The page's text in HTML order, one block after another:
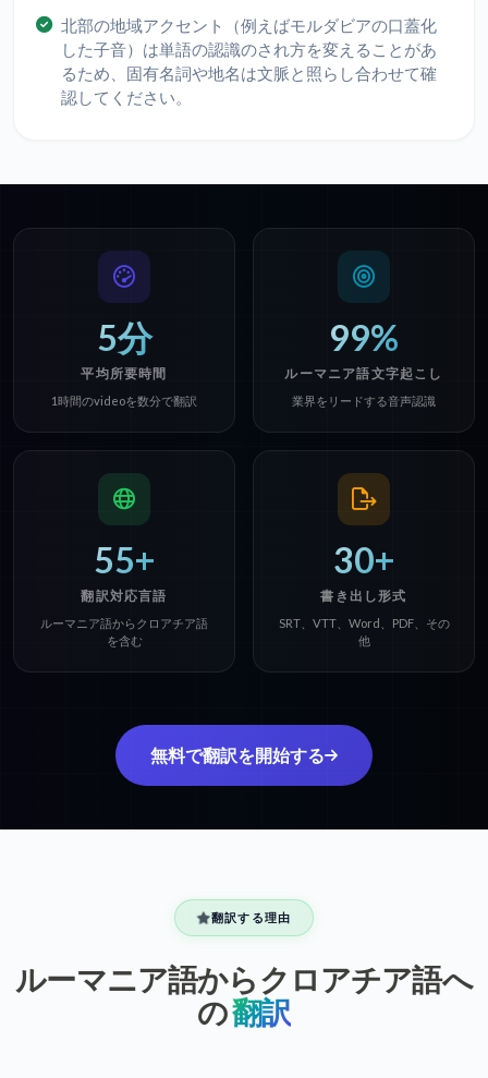
北部の地域アクセント（例えばモルダビアの口蓋化
した子音）は単語の認識のされ方を変えることがあ
るため、固有名詞や地名は文脈と照らし合わせて確
認してください。
5分
平均所要時間
1時間のvideoを数分で翻訳
99%
ルーマニア語文字起こし
業界をリードする音声認識
55+
翻訳対応言語
ルーマニア語からクロアチア語
を含む
30+
書き出し形式
SRT、VTT、Word、PDF、その
他
無料で翻訳を開始する
翻訳する理由
ルーマニア語からクロアチア語へ
の翻訳